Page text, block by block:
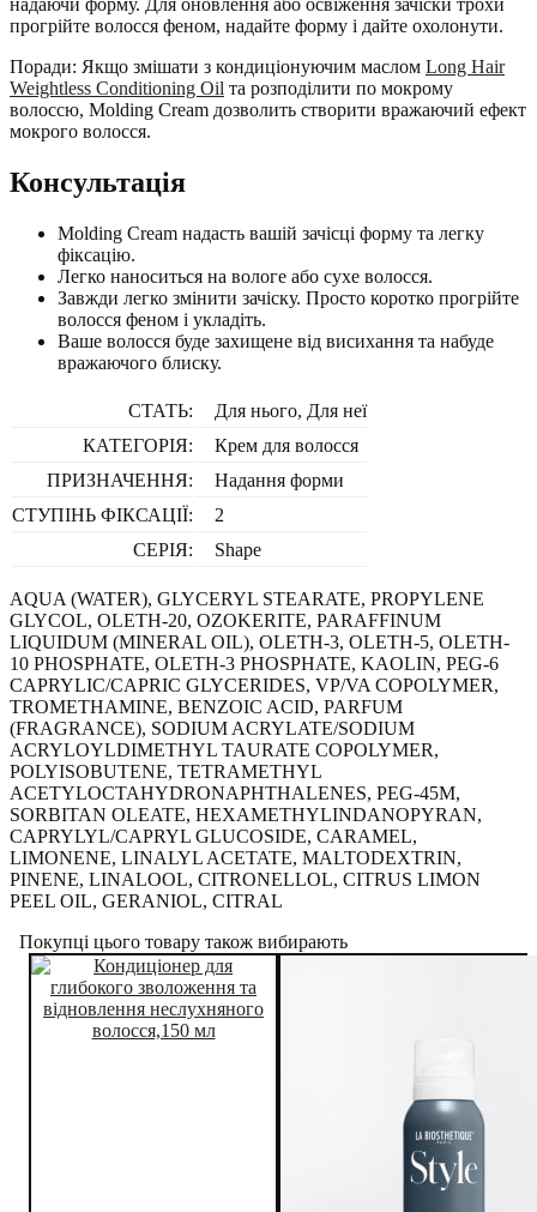
надаючи форму. Для оновлення або освіження зачіски трохи
прогрійте волосся феном, надайте форму і дайте охолонути.
Поради: Якщо змішати з кондиціонуючим маслом Long Hair
Weightless Conditioning Oil та розподілити по мокрому
волоссю, Molding Cream дозволить створити вражаючий ефект
мокрого волосся.
Консультація
Molding Cream надасть вашій зачісці форму та легку
фіксацію.
Легко наноситься на вологе або сухе волосся.
Завжди легко змінити зачіску. Просто коротко прогрійте
волосся феном і укладіть.
Ваше волосся буде захищене від висихання та набуде
вражаючого блиску.
СТАТЬ:
Для нього, Для неї
КАТЕГОРІЯ:
Крем для волосся
ПРИЗНАЧЕННЯ:
Надання форми
СТУПІНЬ ФІКСАЦІЇ:
2
СЕРІЯ:
Shape
AQUA (WATER), GLYCERYL STEARATE, PROPYLENE
GLYCOL, OLETH-20, OZOKERITE, PARAFFINUM
LIQUIDUM (MINERAL OIL), OLETH-3, OLETH-5, OLETH-
10 PHOSPHATE, OLETH-3 PHOSPHATE, KAOLIN, PEG-6
CAPRYLIC/CAPRIC GLYCERIDES, VP/VA COPOLYMER,
TROMETHAMINE, BENZOIC ACID, PARFUM
(FRAGRANCE), SODIUM ACRYLATE/SODIUM
ACRYLOYLDIMETHYL TAURATE COPOLYMER,
POLYISOBUTENE, TETRAMETHYL
ACETYLOCTAHYDRONAPHTHALENES, PEG-45M,
SORBITAN OLEATE, HEXAMETHYLINDANOPYRAN,
CAPRYLYL/CAPRYL GLUCOSIDE, CARAMEL,
LIMONENE, LINALYL ACETATE, MALTODEXTRIN,
PINENE, LINALOOL, CITRONELLOL, CITRUS LIMON
PEEL OIL, GERANIOL, CITRAL
Покупці цього товару також вибирають